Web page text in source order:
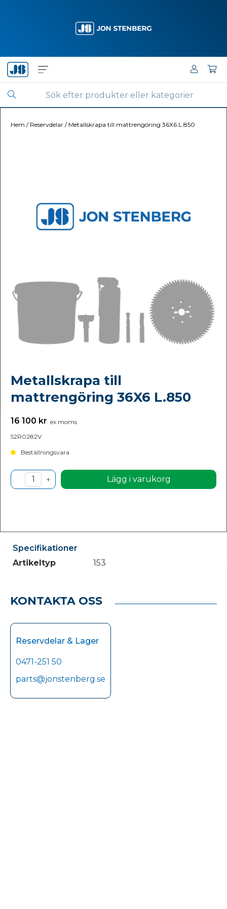
Hem / Reservdelar / Metallskrapa till mattrengöring 36X6 L.850
Metallskrapa till
mattrengöring 36X6 L.850
16 100 kr ex moms
52R0282V
Beställningsvara
Lägg i varukorg
Specifikationer
Artikeltyp
153
KONTAKTA OSS
Reservdelar & Lager
0471-251 50
parts@jonstenberg.se